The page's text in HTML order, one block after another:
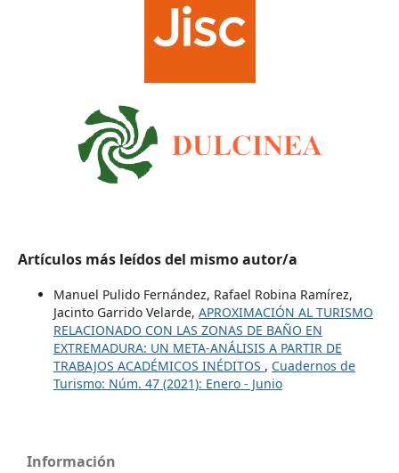
Artículos más leídos del mismo autor/a
Manuel Pulido Fernández, Rafael Robina Ramírez,
Jacinto Garrido Velarde, APROXIMACIÓN AL TURISMO
RELACIONADO CON LAS ZONAS DE BAÑO EN
EXTREMADURA: UN META-ANÁLISIS A PARTIR DE
TRABAJOS ACADÉMICOS INÉDITOS , Cuadernos de
Turismo: Núm. 47 (2021): Enero - Junio
Información